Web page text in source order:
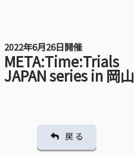
2022年6月26日開催
META:Time:Trials
JAPAN series in 岡山
戻 る